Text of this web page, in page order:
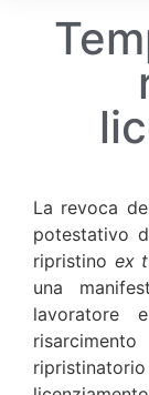
La revoca
potestativo
ripristino ex
una
lavoratore